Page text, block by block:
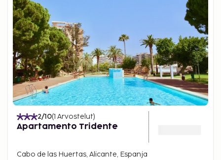
2/10(1 Arvostelut)
Apartamento Tridente
Cabo de las Huertas, Alicante, Espanja